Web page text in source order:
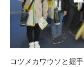
コツメカワウソと握手